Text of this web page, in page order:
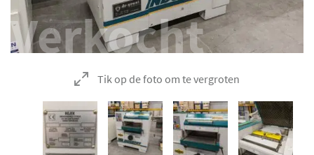
Verkocht
Tik op de foto om te vergroten